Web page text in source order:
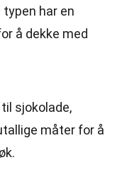
typen har en
å dekke med
sjokolade,
måter for å